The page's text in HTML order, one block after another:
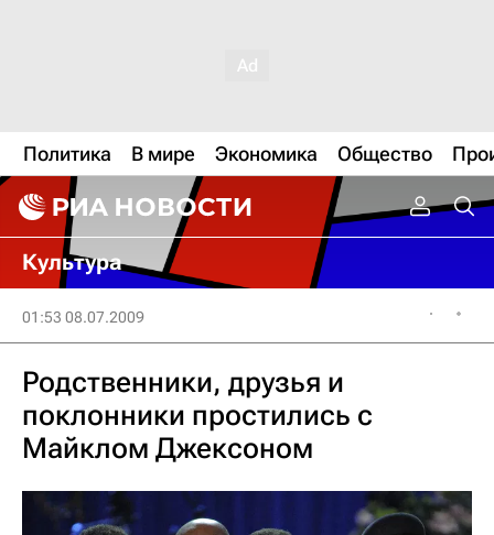
Политика В мире Экономика Общество
Культура
01:53 08.07.2009
Родственники, друзья и
поклонники простились с
Майклом Джексоном